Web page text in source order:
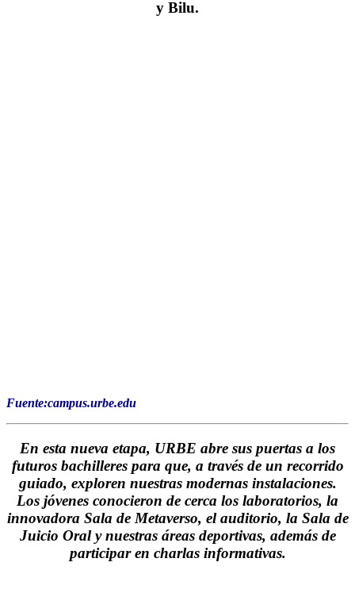
y Bilu.
Fuente:campus.urbe.edu
En esta nueva etapa, URBE abre sus puertas a los
futuros bachilleres para que, a través de un recorrido
guiado, exploren nuestras modernas instalaciones.
Los jóvenes conocieron de cerca los laboratorios, la
innovadora Sala de Metaverso, el auditorio, la Sala de
Juicio Oral y nuestras áreas deportivas, además de
participar en charlas informativas.